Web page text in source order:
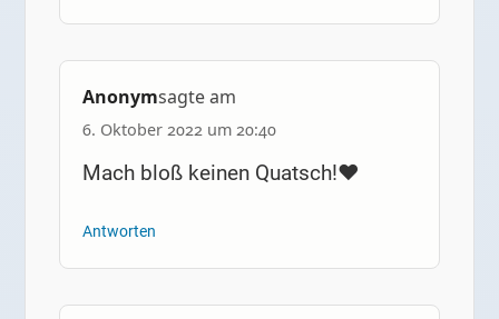
Anonymsagte am
6. Oktober 2022 um 20:40
Mach bloß keinen Quatsch!❤
Antworten